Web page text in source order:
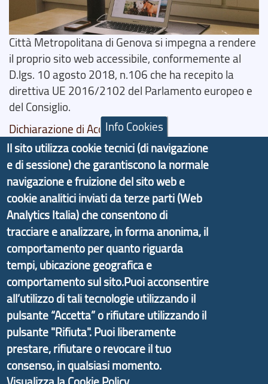
Città Metropolitana di Genova si impegna a rendere
il proprio sito web accessibile, conformemente al
D.lgs. 10 agosto 2018, n.106 che ha recepito la
direttiva UE 2016/2102 del Parlamento europeo e
del Consiglio.
Dichiarazione di Accessibilità
Il progetto Aree Interne
Il portale di marketing territoriale e sviluppo locale
di Genova Città Metropolitana si è sviluppato a
partire dal progetto nazionale Aree Interne
promosso dal Dipartimento per lo Sviluppo
Economico e finalizzato al rilancio socio-economico
delle valli dell’entroterra. In particolare fornisce
informazioni ed aggiornamenti sulla
d'Area Antola-Tigullio, in collaborazione con Regione
Liguria ed ANCI Liguria.
Info Cookies
Il sito utilizza cookie tecnici (di navigazione
e di sessione) che garantiscono la normale
navigazione e fruizione del sito web e
cookie analitici inviati da terze parti (Web
Analytics Italia) che consentono di
tracciare e analizzare, in forma anonima, il
comportamento per quanto riguarda
tempi, ubicazione geografica e
comportamento sul sito.Puoi acconsentire
all’utilizzo di tali tecnologie utilizzando il
pulsante “Accetta” o rifiutare utilizzando il
pulsante "Rifiuta". Puoi liberamente
prestare, rifiutare o revocare il tuo
consenso, in qualsiasi momento.